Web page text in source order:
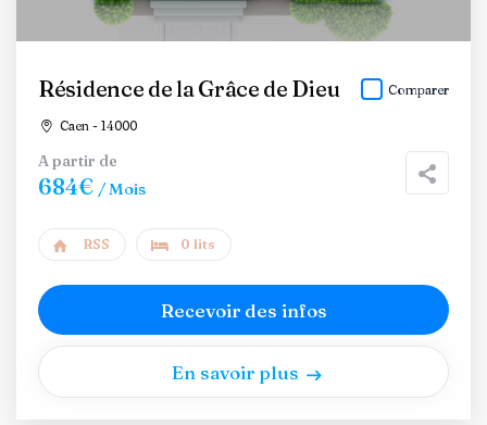
Résidence de la Grâce de Dieu
Caen - 14000
Comparer
A partir de
684€ / Mois
RSS 0 lits
Recevoir des infos
En savoir plus